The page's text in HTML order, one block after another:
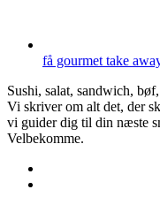
få gourmet take
Sushi, salat, sandwich,
Vi skriver om alt det, der
vi guider dig til din næste
Velbekomme.